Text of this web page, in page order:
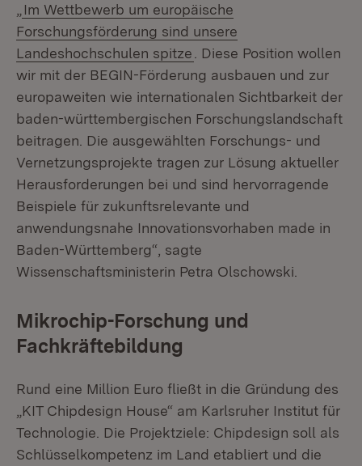
Im Wettbewerb um europäische
Forschungsförderung sind unsere
Landeshochschulen spitze
. Diese Position wollen
wir mit der BEGIN-Förderung ausbauen und zur
europaweiten wie internationalen Sichtbarkeit der
baden-württembergischen Forschungslandschaft
beitragen. Die ausgewählten Forschungs- und
Vernetzungsprojekte tragen zur Lösung aktueller
Herausforderungen bei und sind hervorragende
Beispiele für zukunftsrelevante und
anwendungsnahe Innovationsvorhaben made in
Baden-Württemberg“, sagte
Wissenschaftsministerin Petra Olschowski.
Mikrochip-Forschung und
Fachkräftebildung
Rund eine Million Euro fließt in die Gründung des
„KIT Chipdesign House“ am Karlsruher Institut für
Technologie. Die Projektziele: Chipdesign soll als
Schlüsselkompetenz im Land etabliert und die